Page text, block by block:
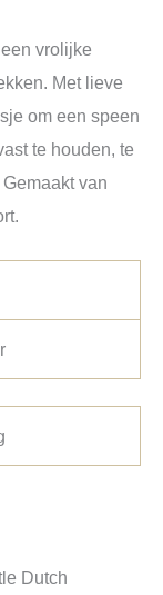
vrolijke
Met lieve
om een speen
te houden, te
van
Dutch